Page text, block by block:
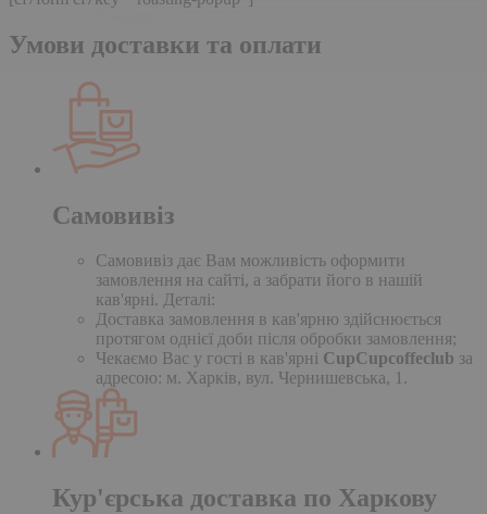
Умови доставки та оплати
Самовивіз
Самовивіз дає Вам можливість оформити
замовлення на сайті, а забрати його в нашій
кав'ярні. Деталі:
Доставка замовлення в кав'ярню здійснюється
протягом однієї доби після обробки замовлення;
Чекаємо Вас у гості в кав'ярні CupCupcoffeclub за
адресою: м. Харків, вул. Чернишевська, 1.
Кур'єрська доставка по Харкову